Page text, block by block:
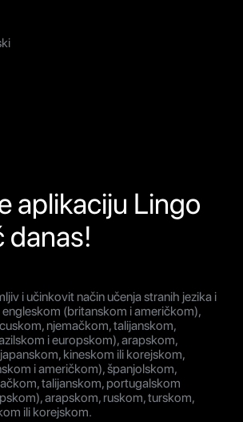
aplikaciju Lingo
danas!
i učinkovit način učenja stranih jezika i
engleskom (britanskom i američkom),
njemačkom, talijanskom,
i europskom), arapskom,
kineskom ili korejskom,
i američkom), španjolskom,
talijanskom, portugalskom
arapskom, ruskom, turskom,
ili korejskom.